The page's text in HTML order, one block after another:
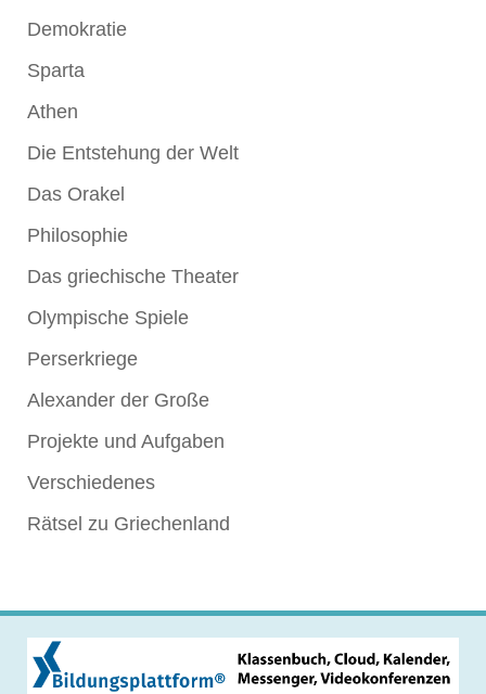
Demokratie
Sparta
Athen
Die Entstehung der Welt
Das Orakel
Philosophie
Das griechische Theater
Olympische Spiele
Perserkriege
Alexander der Große
Projekte und Aufgaben
Verschiedenes
Rätsel zu Griechenland